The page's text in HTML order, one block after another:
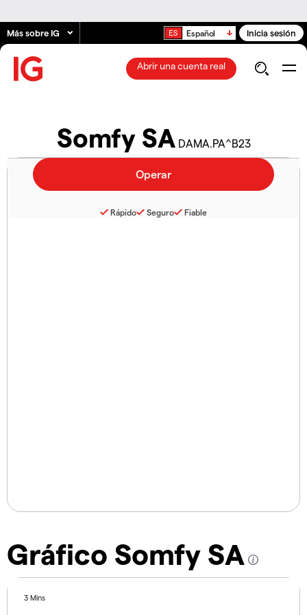
Más sobre IG Español Inicia sesión
Abrir una cuenta real
Somfy SA DAMA.PA^B23
Gráfico Somfy SA
3 Mins
Rápido Seguro Fiable